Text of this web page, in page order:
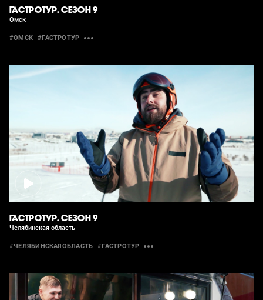
ГАСТРОТУР. СЕЗОН 9
Омск
#ОМСК #ГАСТРОТУР
ГАСТРОТУР. СЕЗОН 9
Челябинская область
#ЧЕЛЯБИНСКАЯОБЛАСТЬ #ГАСТРОТУР